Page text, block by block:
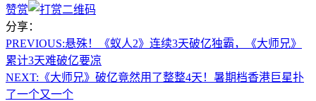
赞赏
分享：
PREVIOUS:悬殊！《蚁人2》连续3天破亿独霸，《大师兄》
累计3天难破亿要凉
NEXT: 《大师兄》破亿竟然用了整整4天！暑期档香港巨星扑
了一个又一个